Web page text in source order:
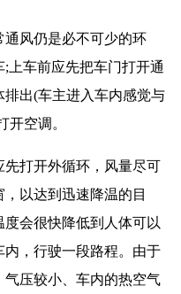
通风仍是必不可少的环
上车前应先把车门打开通
出(车主进入车内感觉与
开空调。
打开外循环，风量尽可
以达到迅速降温的目
会很快降低到人体可以
，行驶一段路程。由于
压较小、车内的热空气